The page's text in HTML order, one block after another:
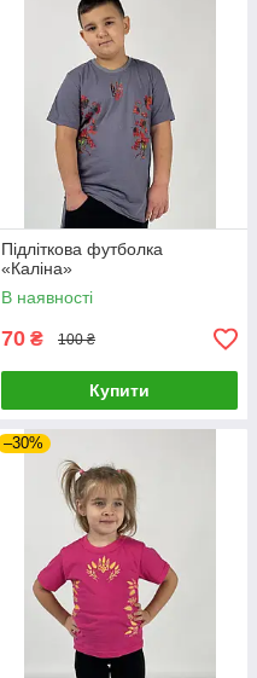
Підліткова футболка
«Каліна»
В наявності
70 ₴ 100 ₴
Купити
–30%